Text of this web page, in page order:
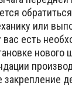
или
вас есть
нового